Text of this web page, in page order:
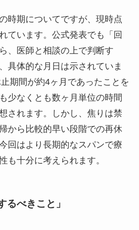
時期についてですが、現時点
ています。公式発表でも「回
、医師と相談の上で判断す
具体的な月日は示されていま
期間が約4ヶ月であったことを
少なくとも数ヶ月単位の時間
されます。しかし、焦りは禁
から比較的早い段階での再休
回はより長期的なスパンで療
も十分に考えられます。
るべきこと」